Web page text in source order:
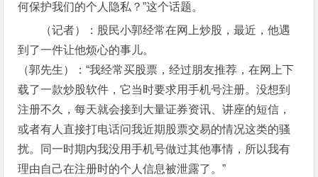
何保护我们的个人隐私？”这个话题。
（记者）：股民小郭经常在网上炒股，最近，他遇
到了一件让他烦心的事儿。
（郭先生）：“我经常买股票，经过朋友推荐，在网上下
载了一款炒股软件，它当时要求用手机号注册。没想到
注册不久，每天就会接到大量证券资讯、讲座的短信，
或者有人直接打电话问我近期股票交易的情况这类的骚
扰。同一时期内我没用手机号做过其他事情，所以我有
理由自己在注册时的个人信息被泄露了。”